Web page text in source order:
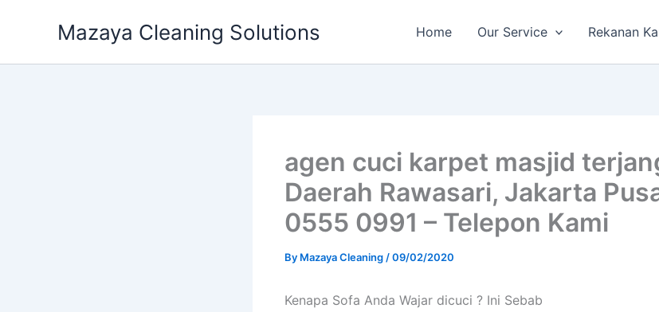
Mazaya Cleaning Solutions Home Our Service Rekanan
agen cuci karpet masjid
Daerah Rawasari, Jakarta
0555 0991 – Telepon Kami
By Mazaya Cleaning /09/02/2020
Kenapa Sofa Andа Wajar dicuci ? Ini Sebab